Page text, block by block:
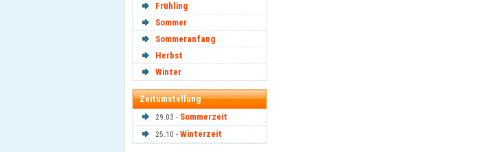
Frühling
Sommer
Sommeranfang
Herbst
Winter
Zeitumstellung
29.03 - Sommerzeit
25.10 - Winterzeit